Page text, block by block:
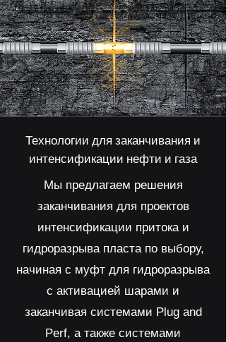
Технологии для заканчивания и
интенсификации нефти и газа
Мы предлагаем решения
заканчивания для проектов
интенсификации притока и
гидроразрыва пласта по выбору,
начиная с муфт для гидроразрыва
с активацией шарами и
заканчивая системами Plug and
Perf, а также системами